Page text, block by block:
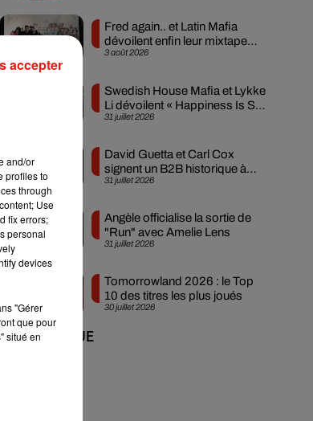
3 août 2026
Fred again.. et Latin Mafia
dévoilent enfin leur mixtape
créée en...
31 juillet 2026
Swedish House Mafia et Lykke
Li dévoilent « Happiness Is So
Sad »
31 juillet 2026
David Guetta et Carl Cox
signent un B2B historique à
Ibiza
31 juillet 2026
Angèle officialise la sortie de
"Run" avec Amelie Lens
30 juillet 2026
Tomorrowland 2026 : le Top
10 des titres les plus joués
DE MUSIQUE
and/or
profiles to
through
Use
fix errors;
personal
devices
"Gérer
que pour
situé en
accepter